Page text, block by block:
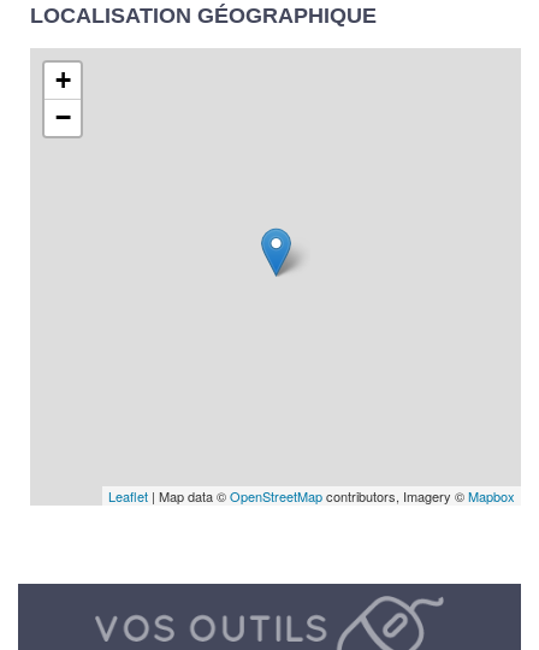
LOCALISATION GÉOGRAPHIQUE
+
−
Leaflet | Map data ©OpenStreetMapcontributors, Imagery ©Mapbox